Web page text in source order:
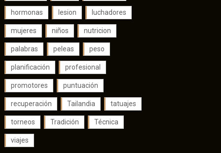
hormonas lesion luchadores
mujeres niños nutricion
palabras peleas peso
planificación profesional
promotores puntuación
recuperación Tailandia tatuajes
torneos Tradición Técnica
viajes